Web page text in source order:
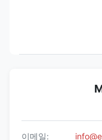
이메일: